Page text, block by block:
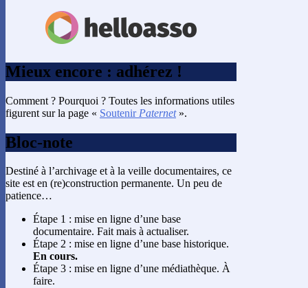
Mieux encore : adhérez !
Comment ? Pourquoi ? Toutes les informations utiles
figurent sur la page « Soutenir Paternet».
Bloc-note
Destiné à l’archivage et à la veille documentaires, ce
site est en (re)construction permanente. Un peu de
patience…
Étape 1 : mise en ligne d’une base
documentaire. Fait mais à actualiser.
Étape 2 : mise en ligne d’une base historique.
En cours.
Étape 3 : mise en ligne d’une médiathèque. À
faire.